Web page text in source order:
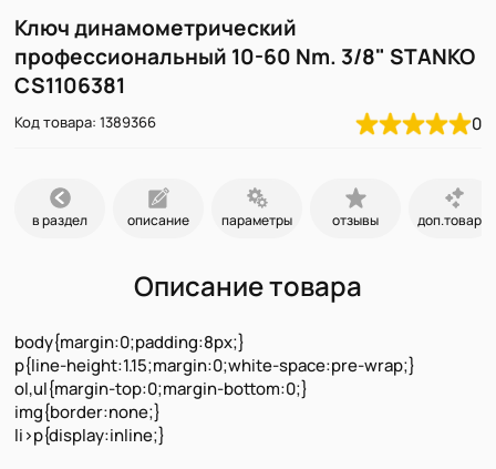
Ключ динамометрический
профессиональный 10-60 Nm. 3/8" STANKO
CS1106381
Код товара: 1389366 0
в раздел описание параметры отзывы доп.товары
Описание товара
body{margin:0;padding:8px;}
p{line-height:1.15;margin:0;white-space:pre-wrap;}
ol,ul{margin-top:0;margin-bottom:0;}
img{border:none;}
li>p{display:inline;}